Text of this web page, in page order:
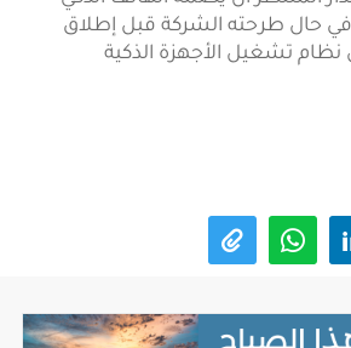
حال طرحته الشركة قبل إطلاق
نظام تشغيل الأجهزة الذكية